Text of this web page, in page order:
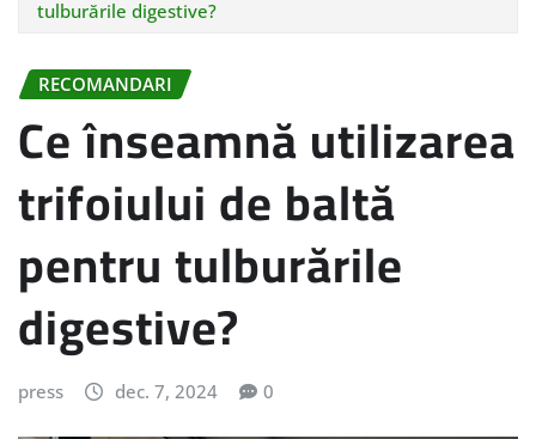
tulburările digestive?
RECOMANDARI
Ce înseamnă utilizarea
trifoiului de baltă
pentru tulburările
digestive?
press dec. 7, 2024 0